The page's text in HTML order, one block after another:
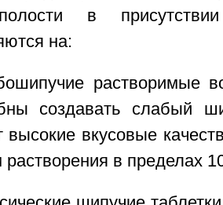
в
на:
растворимые
создавать слабый
высокие вкусовые
в пределах